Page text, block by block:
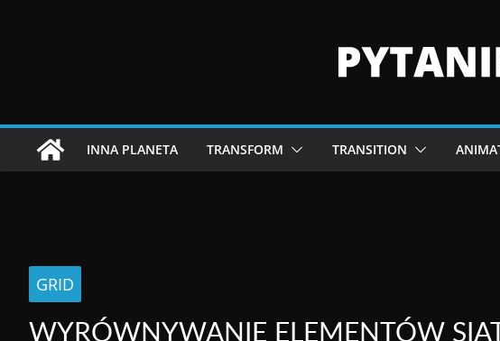
INNA PLANETA TRANSFORM TRANSITION
GRID
WYRÓWNYWANIE ELEMENTÓW